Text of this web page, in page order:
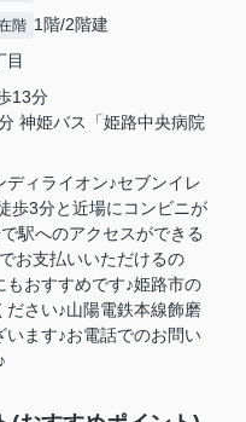
階 1階/2階建
目
13分
神姫バス「姫路中央病院
ィライオン♪セブンイレ
歩3分と近場にコンビニが
駅へのアクセスができる
お支払いいただけるの
おすすめです♪姫路市の
さい♪山陽電鉄本線飾磨
ます♪お電話でのお問い